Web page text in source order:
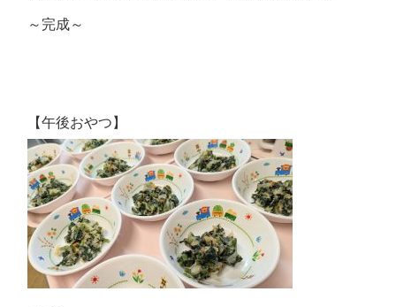
～完成～
【午後おやつ】